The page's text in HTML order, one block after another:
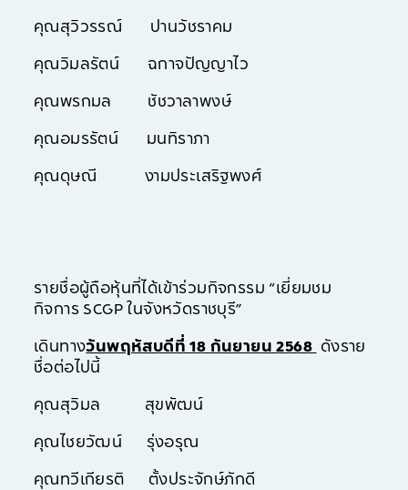
คุณสุวิวรรณ์ ปานวัชราคม
คุณวิมลรัตน์ ฉกาจปัญญาไว
คุณพรกมล ชัชวาลาพงษ์
คุณอมรรัตน์ มนทิราภา
คุณดุษณี งามประเสริฐพงศ์
รายชื่อผู้ถือหุ้นที่ได้เข้าร่วมกิจกรรม “เยี่ยมชม
กิจการ SCGP ในจังหวัดราชบุรี”
เดินทางวันพฤหัสบดีที่ 18 กันยายน 2568 ดังราย
ชื่อต่อไปนี้
คุณสุวิมล สุขพัฒน์
คุณไชยวัฒน์ รุ่งอรุณ
คุณทวีเกียรติ ตั้งประจักษ์ภักดี